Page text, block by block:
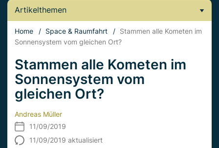
Artikelthemen
Home / Space & Raumfahrt / Stammen alle Kometen im
Sonnensystem vom gleichen Ort?
Stammen alle Kometen im
Sonnensystem vom
gleichen Ort?
Andreas Müller
11/09/2019
11/09/2019 aktualisiert